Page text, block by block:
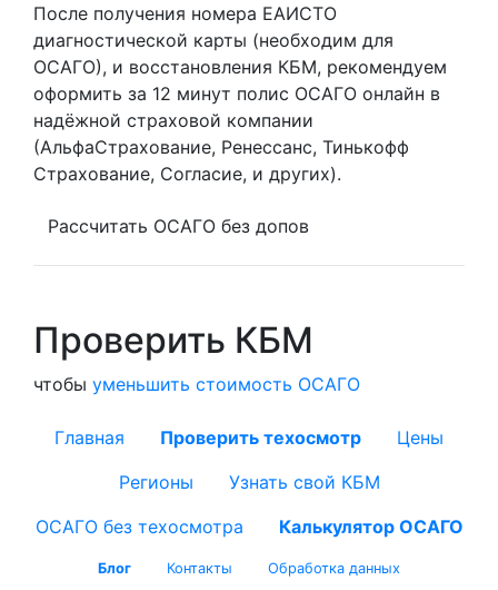
После получения номера ЕАИСТО
диагностической карты (необходим для
ОСАГО), и восстановления КБМ, рекомендуем
оформить за 12 минут полис ОСАГО онлайн в
надёжной страховой компании
(АльфаСтрахование, Ренессанс, Тинькофф
Страхование, Согласие, и других).
Рассчитать ОСАГО без допов
Проверить КБМ
чтобы уменьшить стоимость ОСАГО
Главная Проверить техосмотр
Цены
Регионы
Узнать свой КБМ
ОСАГО без техосмотра
Калькулятор ОСАГО
Блог Контакты Обработка данных